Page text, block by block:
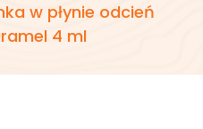
w płynie odcień
4 ml